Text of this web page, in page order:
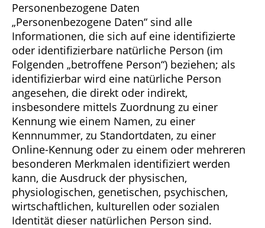
Personenbezogene Daten
„Personenbezogene Daten“ sind alle
Informationen, die sich auf eine identifizierte
oder identifizierbare natürliche Person (im
Folgenden „betroffene Person“) beziehen; als
identifizierbar wird eine natürliche Person
angesehen, die direkt oder indirekt,
insbesondere mittels Zuordnung zu einer
Kennung wie einem Namen, zu einer
Kennnummer, zu Standortdaten, zu einer
Online-Kennung oder zu einem oder mehreren
besonderen Merkmalen identifiziert werden
kann, die Ausdruck der physischen,
physiologischen, genetischen, psychischen,
wirtschaftlichen, kulturellen oder sozialen
Identität dieser natürlichen Person sind.